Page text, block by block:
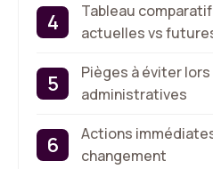
Tableau
actuelles vs
Pièges à éviter
administratives
Actions
changement